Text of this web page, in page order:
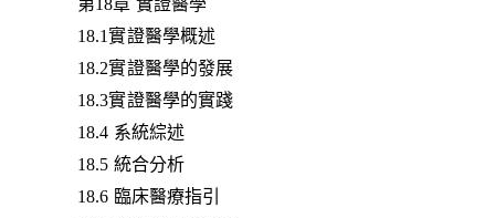
第18章 實證醫學
18.1實證醫學概述
18.2實證醫學的發展
18.3實證醫學的實踐
18.4 系統綜述
18.5 統合分析
18.6 臨床醫療指引